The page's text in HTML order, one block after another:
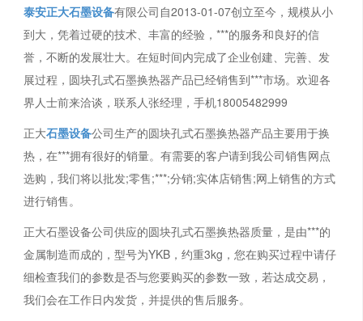
泰安正大石墨设备有限公司自2013-01-07创立至今，规模从小
到大，凭着过硬的技术、丰富的经验，***的服务和良好的信
誉，不断的发展壮大。在短时间内完成了企业创建、完善、发
展过程，圆块孔式石墨换热器产品已经销售到***市场。欢迎各
界人士前来洽谈，联系人张经理，手机18005482999
正大石墨设备公司生产的圆块孔式石墨换热器产品主要用于换
热，在***拥有很好的销量。有需要的客户请到我公司销售网点
选购，我们将以批发;零售;***;分销;实体店销售;网上销售的方式
进行销售。
正大石墨设备公司供应的圆块孔式石墨换热器质量，是由***的
金属制造而成的，型号为YKB，约重3kg，您在购买过程中请仔
细检查我们的参数是否与您要购买的参数一致，若达成交易，
我们会在工作日内发货，并提供的售后服务。